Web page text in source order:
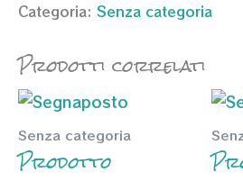
Categoria: Senza categoria
Prodotti correlati
Senza categoria
Prodotto